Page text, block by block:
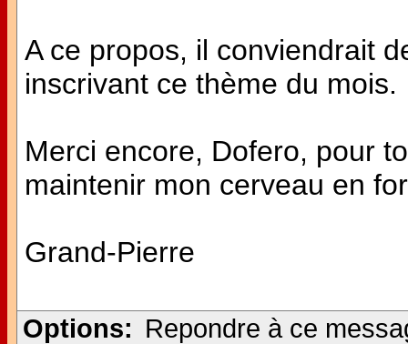
A ce propos, il conviendrait
inscrivant ce thème du mois.
Merci encore, Dofero, pour
maintenir mon cerveau en
Grand-Pierre
Options: Repondre à ce